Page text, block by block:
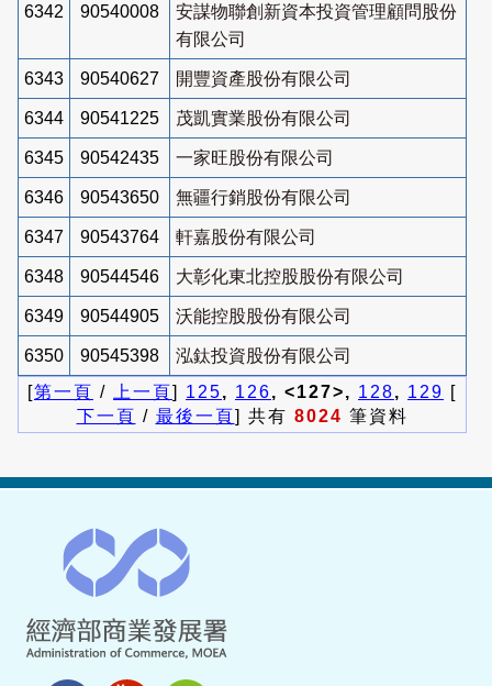
6342 90540008
安謀物聯創新資本投資管理顧問股份
有限公司
6343 90540627 開豐資產股份有限公司
6344 90541225 茂凱實業股份有限公司
6345 90542435 一家旺股份有限公司
6346 90543650 無疆行銷股份有限公司
6347 90543764 軒嘉股份有限公司
6348 90544546 大彰化東北控股股份有限公司
6349 90544905 沃能控股股份有限公司
6350 90545398
泓鈦投資股份有限公司
[第一頁 / 上一頁] 125, 126, <127>, 128, 129 [
下一頁 / 最後一頁] 共有 8024 筆資料